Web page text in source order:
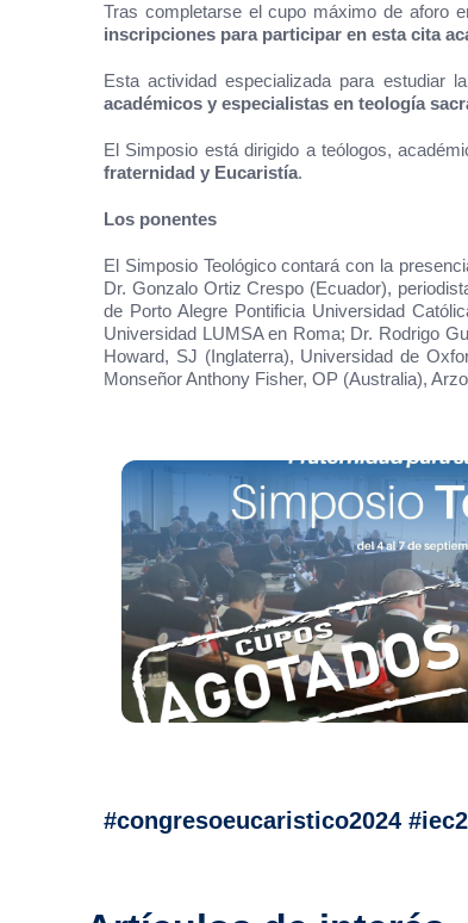
Tras completarse el cupo máximo de aforo
inscripciones para participar en esta cita
Esta actividad especializada para estudiar la
académicos y especialistas en teología
El Simposio está dirigido a teólogos,
fraternidad y Eucaristía.
Los ponentes
El Simposio Teológico contará con la
Dr. Gonzalo Ortiz Crespo (Ecuador),
de Porto Alegre Pontificia Universidad
Universidad LUMSA en Roma; Dr. Rodrigo
Howard, SJ (Inglaterra), Universidad de
Monseñor Anthony Fisher, OP (Australia),
#congresoeucaristico2024